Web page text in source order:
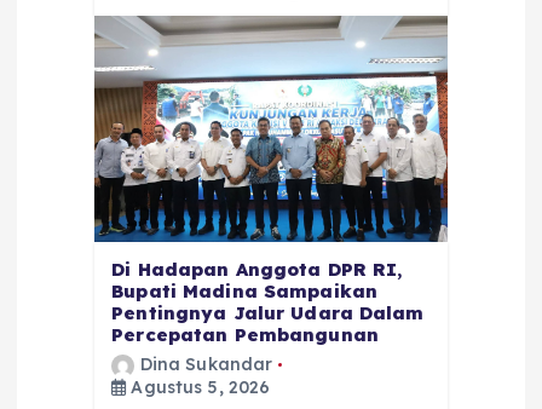
Di Hadapan Anggota DPR RI,
Bupati Madina Sampaikan
Pentingnya Jalur Udara Dalam
Percepatan Pembangunan
Dina Sukandar
Agustus 5, 2026